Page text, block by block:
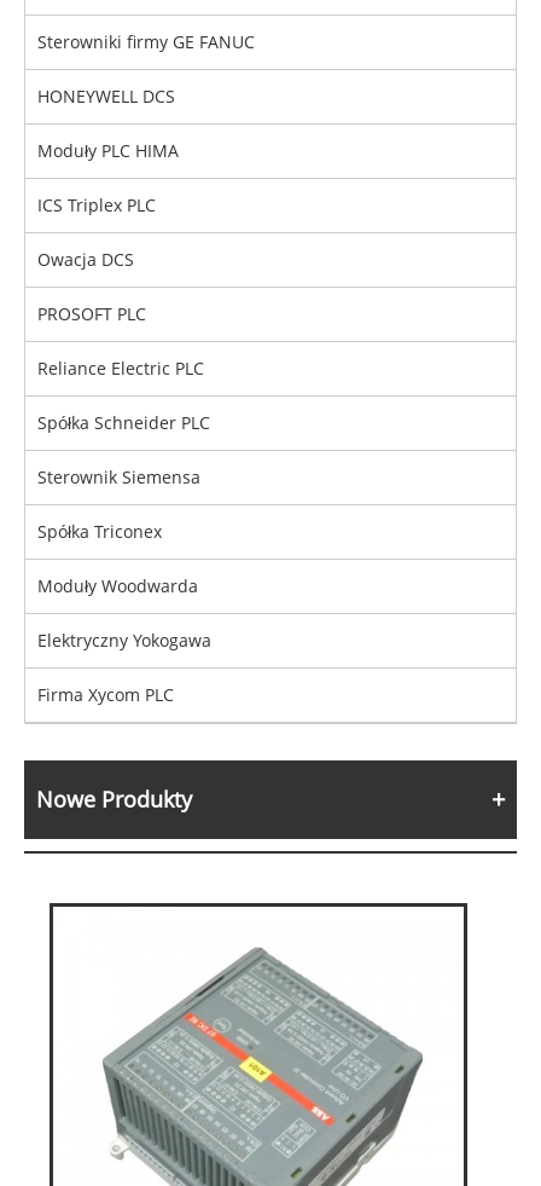
Sterowniki firmy GE FANUC
HONEYWELL DCS
Moduły PLC HIMA
ICS Triplex PLC
Owacja DCS
PROSOFT PLC
Reliance Electric PLC
Spółka Schneider PLC
Sterownik Siemensa
Spółka Triconex
Moduły Woodwarda
Elektryczny Yokogawa
Firma Xycom PLC
Nowe Produkty